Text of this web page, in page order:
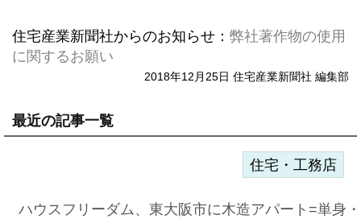
住宅産業新聞社からのお知らせ： 弊社著作物の使用
に関するお願い
2018年12月25日 住宅産業新聞社 編集部
最近の記事一覧
住宅・工務店
ハウスフリーダム、東大阪市に木造アパート=単身